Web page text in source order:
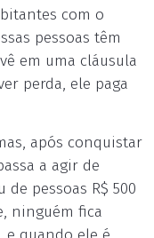
com o
pessoas têm
em uma cláusula
perda, ele paga
após conquistar
a agir de
pessoas R$ 500
ninguém fica